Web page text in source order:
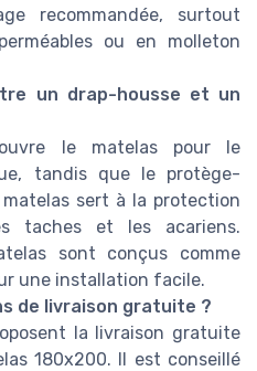
recommandée, surtout
ou en molleton
un drap-housse et un
le matelas pour le
tandis que le protège-
sert à la protection
taches et les acariens.
sont conçus comme
une installation facile.
de livraison gratuite ?
la livraison gratuite
180x200. Il est conseillé